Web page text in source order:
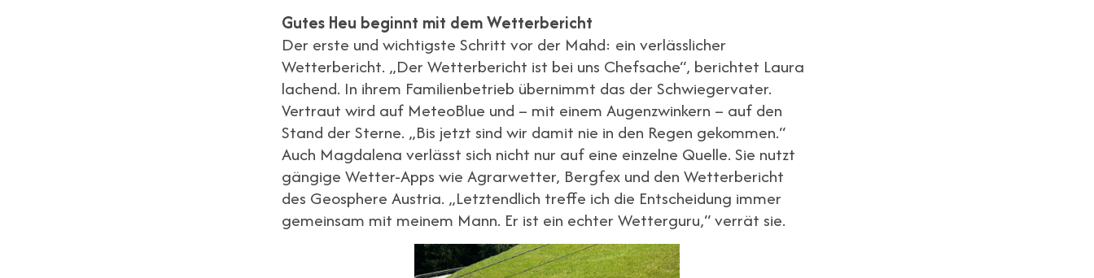
Gutes Heu beginnt mit dem Wetterbericht
Der erste und wichtigste Schritt vor der Mahd: ein verlässlicher
Wetterbericht. „Der Wetterbericht ist bei uns Chefsache“, berichtet Laura
lachend. In ihrem Familienbetrieb übernimmt das der Schwiegervater.
Vertraut wird auf MeteoBlue und – mit einem Augenzwinkern – auf den
Stand der Sterne. „Bis jetzt sind wir damit nie in den Regen gekommen.“
Auch Magdalena verlässt sich nicht nur auf eine einzelne Quelle. Sie nutzt
gängige Wetter-Apps wie Agrarwetter, Bergfex und den Wetterbericht
des Geosphere Austria. „Letztendlich treffe ich die Entscheidung immer
gemeinsam mit meinem Mann. Er ist ein echter Wetterguru,“ verrät sie.